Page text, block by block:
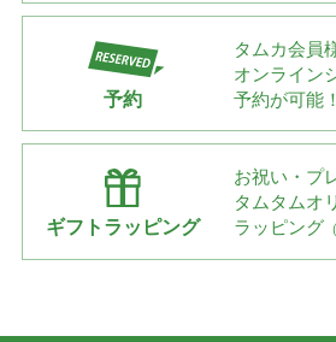
予約
タムカ会員
オンライン
予約が可能！
ギフトラッピング
お祝い・プ
タムタムオ
ラッピング